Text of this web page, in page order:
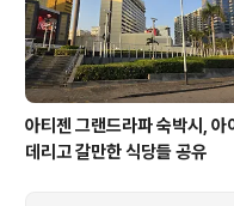
아티젠 그랜드라파 숙박시, 아
데리고 갈만한 식당들 공유